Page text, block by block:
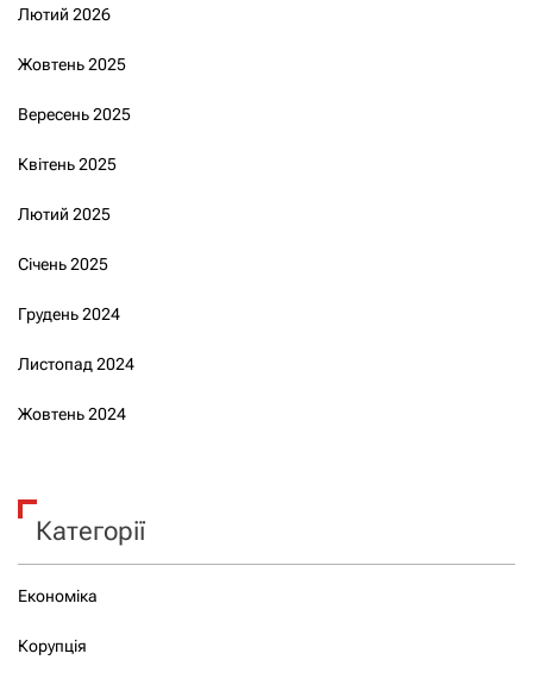
Лютий 2026
Жовтень 2025
Вересень 2025
Квітень 2025
Лютий 2025
Січень 2025
Грудень 2024
Листопад 2024
Жовтень 2024
Категорії
Економіка
Корупція